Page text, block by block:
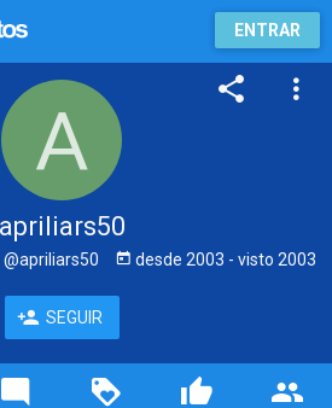
ENTRAR
apriliars50
@apriliars50 desde 2003 - visto 2003
SEGUIR